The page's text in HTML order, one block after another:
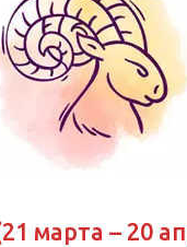
марта – 20